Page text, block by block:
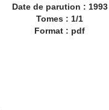
Date de parution : 1993
Tomes : 1/1
Format : pdf